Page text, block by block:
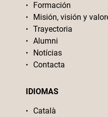
Formación
Misión, visión y
Trayectoria
Alumni
Notícias
Contacta
IDIOMAS
Català